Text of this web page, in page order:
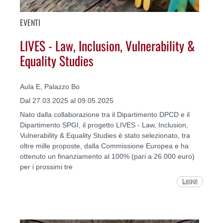
EVENTI
LIVES - Law, Inclusion, Vulnerability &
Equality Studies
Aula E, Palazzo Bo
Dal 27.03.2025 al 09.05.2025
Nato dalla collaborazione tra il Dipartimento DPCD e il
Dipartimento SPGI, il progetto LIVES - Law, Inclusion,
Vulnerability & Equality Studies è stato selezionato, tra
oltre mille proposte, dalla Commissione Europea e ha
ottenuto un finanziamento al 100% (pari a 26.000 euro)
per i prossimi tre
Leggi